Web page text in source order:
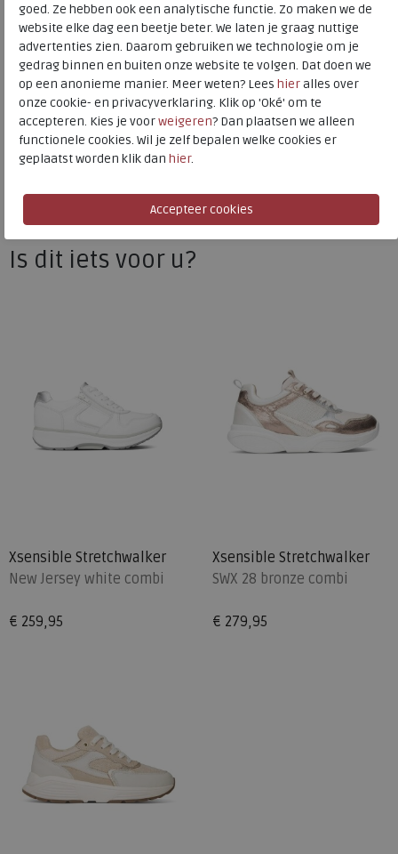
Xsensible Stretchwalker
Toon alles vanXsensible Stretchwalker
Naar allesneakers / veterschoenen
Naar alleXsensible Stretchwalker sneakers /
Is dit iets voor u?
Xsensible Stretchwalker
New Jersey white combi
€ 259,95
Xsensible Stretchwalker
SWX 28 bronze combi
€ 279,95
goed. Ze hebben ook een analytische functie. Zo maken we de
website elke dag een beetje beter. We laten je graag nuttige
advertenties zien. Daarom gebruiken we technologie om je
gedrag binnen en buiten onze website te volgen. Dat doen we
op een anonieme manier. Meer weten? Lees hieralles over
onze cookie- en privacyverklaring. Klik op 'Oké' om te
accepteren. Kies je voorweigeren? Dan plaatsen we alleen
functionele cookies. Wil je zelf bepalen welke cookies er
geplaatst worden klik dan hier.